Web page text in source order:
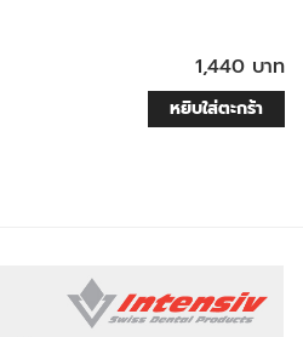
1,440 บาท
หยิบใส่ตะกร้า